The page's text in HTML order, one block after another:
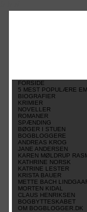
FORSIDE
5 MEST POPULÆRE
BIOGRAFIER
KRIMIER
NOVELLER
ROMANER
SPÆNDING
BØGER I STUEN
BOGBLOGGERE
ANDREAS KROG
JANE ANDERSEN
KAREN MØLDRUP
KATHRINE NORSK
KATRINE LESTER
KRISTA BAUER
METTE BACH
MORTEN KIDAL
CLAUS HENRIKSEN
BOGBYTTESKABET
OM BOGBLOGGER.DK